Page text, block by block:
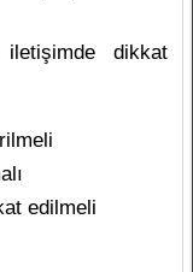
dikkat
edilmeli